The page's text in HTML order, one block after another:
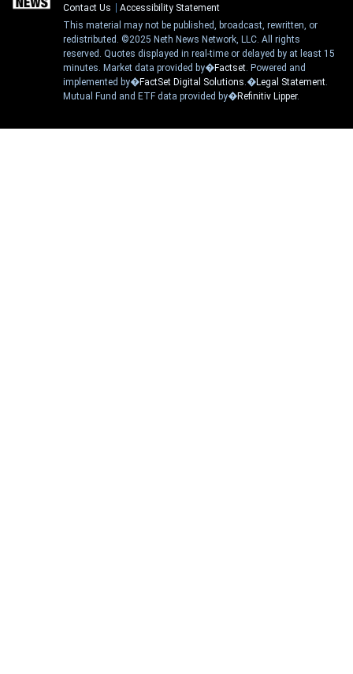
Contact Us
Accessibility Statement
This material may not be published, broadcast, rewritten, or
redistributed. ©2025 Neth News Network, LLC. All rights
reserved. Quotes displayed in real-time or delayed by at least 15
minutes. Market data provided by�Factset. Powered and
implemented by�FactSet Digital Solutions.�Legal Statement.
Mutual Fund and ETF data provided by�Refinitiv Lipper.